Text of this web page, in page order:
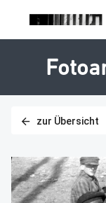
arrow_back zur Übersicht